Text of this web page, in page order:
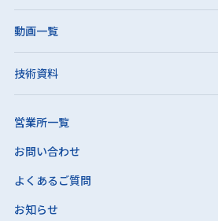
動画一覧
技術資料
営業所一覧
お問い合わせ
よくあるご質問
お知らせ